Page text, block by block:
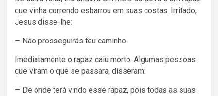
que vinha correndo esbarrou em suas costas. Irritado,
Jesus disse-lhe:
— Não prosseguirás teu caminho.
Imediatamente o rapaz caiu morto. Algumas pessoas
que viram o que se passara, disseram:
— De onde terá vindo esse rapaz, pois todas as suas